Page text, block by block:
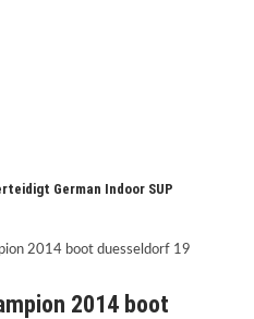
German Indoor SUP
2014 boot